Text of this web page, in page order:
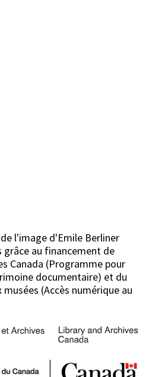
l'image d'Emile Berliner
grâce au financement de
Canada (Programme pour
documentaire) et du
(Accès numérique au